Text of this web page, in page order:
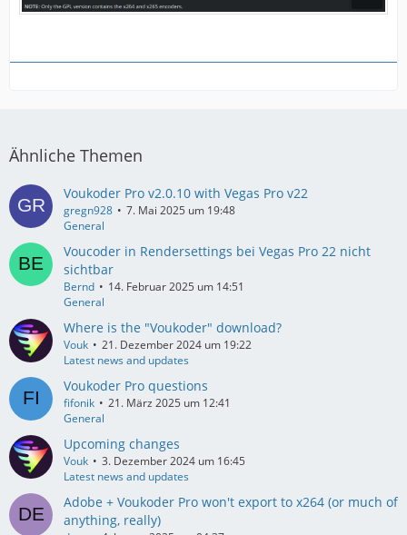
Ähnliche Themen
Voukoder Pro v2.0.10 with Vegas Pro v22
gregn928
7. Mai 2025 um 19:48
General
Voucoder in Rendersettings bei Vegas Pro 22 nicht
sichtbar
Bernd
14. Februar 2025 um 14:51
General
Where is the "Voukoder" download?
Vouk
21. Dezember 2024 um 19:22
Latest news and updates
Voukoder Pro questions
fifonik
21. März 2025 um 12:41
General
Upcoming changes
Vouk
3. Dezember 2024 um 16:45
Latest news and updates
Adobe + Voukoder Pro won't export to x264 (or much of
anything, really)